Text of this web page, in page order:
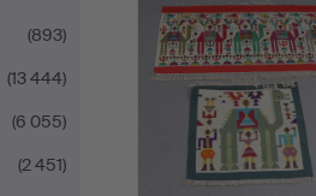
(893)
(13 444)
(6 055)
(2 451)